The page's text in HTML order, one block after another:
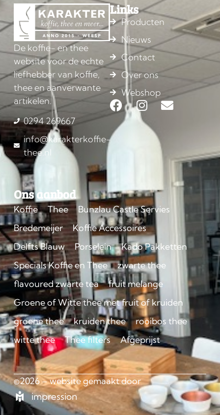
De koffie- en thee
website voor de echte
liefhebber van koffie,
thee en aanverwante
artikelen.
0294 269667
info@karakterkoffie-
thee.nl
Links
Producten
Nieuws
Contact
Over ons
Webshop
Ons aanbod
Koffie Thee
Bunzlau Castle Servies
Bredemeijer
Koffie Accessoires
Delfts Blauw
Porselein
Kado Pakketten
Specials Koffie en Thee
zwarte thee
flavoured zwarte tea
fruit melange
Groene of Witte thee met fruit of kruiden
groene thee
kruiden thee
rooibos thee
witte thee
Thee filters Afgeprijst
©2026 – website gemaakt door
impression